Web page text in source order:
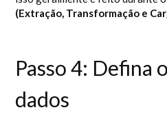
(Extração, Transformação e
Passo 4: Defina
dados